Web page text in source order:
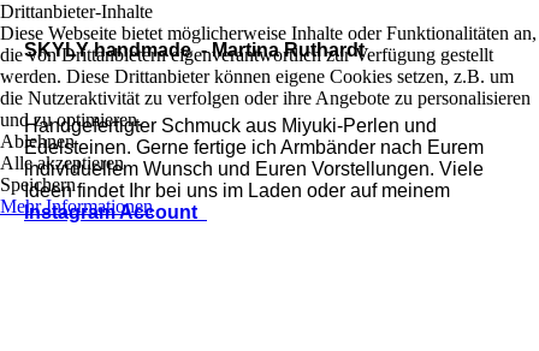
SKYLY handmade - Martina Ruthardt
Handgefertigter Schmuck aus Miyuki-Perlen und
Edelsteinen. Gerne fertige ich Armbänder nach Eurem
individuellem Wunsch und Euren Vorstellungen. Viele
Ideen findet Ihr bei uns im Laden oder auf meinem
Instagram Account
Drittanbieter-Inhalte
Diese Webseite bietet möglicherweise Inhalte oder Funktionalitäten an,
die von Drittanbietern eigenverantwortlich zur Verfügung gestellt
werden. Diese Drittanbieter können eigene Cookies setzen, z.B. um
die Nutzeraktivität zu verfolgen oder ihre Angebote zu personalisieren
und zu optimieren.
Ablehnen
Alle akzeptieren
Speichern
Mehr Informationen